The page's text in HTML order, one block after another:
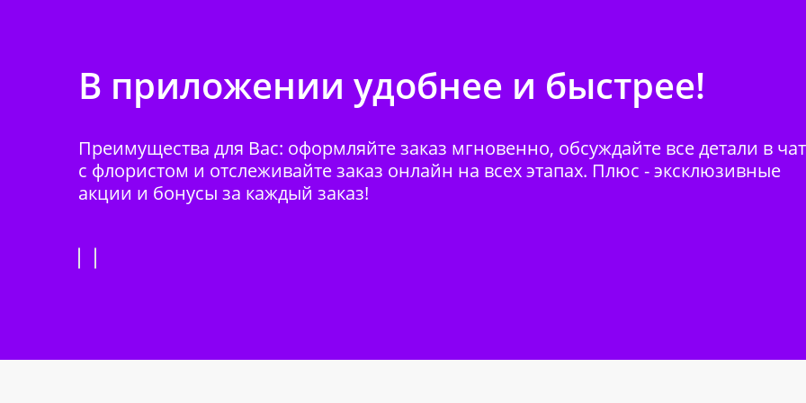
В приложении удобнее и быстрее!
Преимущества для Вас: оформляйте заказ мгновенно, обсуждайте все детали в
с флористом и отслеживайте заказ онлайн на всех этапах. Плюс - эксклюзивные
акции и бонусы за каждый заказ!